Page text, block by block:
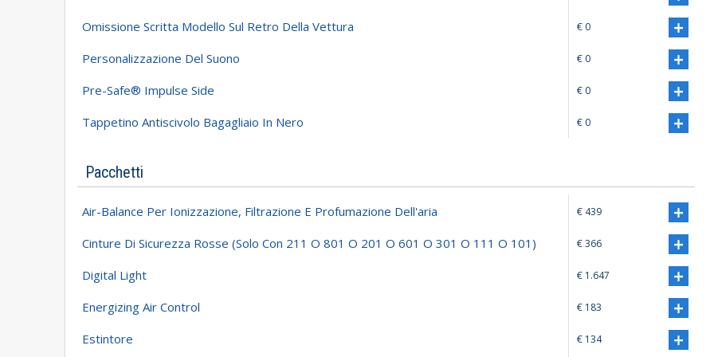
Omissione Scritta Modello Sul Retro Della Vettura € 0
Personalizzazione Del Suono € 0
Pre-Safe® Impulse Side € 0
Tappetino Antiscivolo Bagagliaio In Nero € 0
Pacchetti
Air-Balance Per Ionizzazione, Filtrazione E Profumazione Dell'aria € 439
Cinture Di Sicurezza Rosse (solo Con 211 O 801 O 201 O 601 O 301 O 111 O 101) € 366
Digital Light € 1.647
Energizing Air Control € 183
Estintore € 134